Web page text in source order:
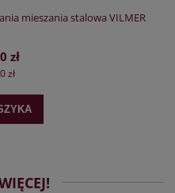
mieszania stalowa VILMER
zł
zł